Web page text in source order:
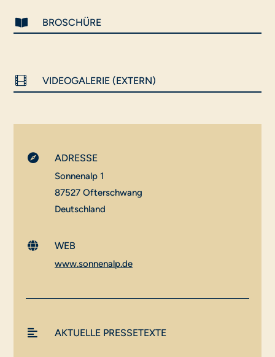
 BROSCHÜRE
 VIDEOGALERIE (EXTERN)
 ADRESSE
Sonnenalp 1
87527 Ofterschwang
Deutschland
 WEB
www.sonnenalp.de
 AKTUELLE PRESSETEXTE